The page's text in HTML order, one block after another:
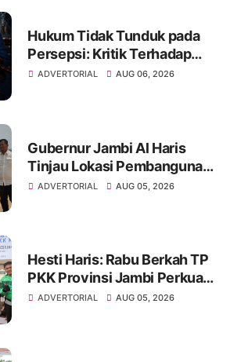
Hukum Tidak Tunduk pada
Persepsi: Kritik Terhadap
Monopoli Kebenaran oleh
ADVERTORIAL AUG 06, 2026
Gubernur Jambi Al Haris
Tinjau Lokasi Pembangunan
Sekolah Rakyat dan Lokasi
ADVERTORIAL AUG 05, 2026
Hesti Haris: Rabu Berkah TP
PKK Provinsi Jambi Perkuat
Literasi Keuangan dan
ADVERTORIAL AUG 05, 2026